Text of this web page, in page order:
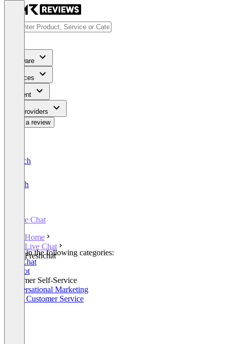
Software
Services
Content
For Providers
Write a review
Deutsch
English
Live Chat
Home
Live Chat
Freshchat
Listed in the following categories:
Live Chat
Chatbot
Customer Self-Service
Conversational Marketing
Social Customer Service